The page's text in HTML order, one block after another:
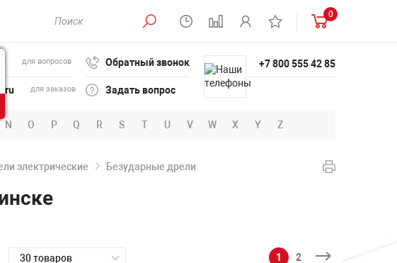
0
для вопросов
для заказов
Обратный звонок
Задать вопрос
+7 800 555 42 85
N O P Q R S T U V W X Y Z
электрические Безударные дрели
30 товаров 1 2